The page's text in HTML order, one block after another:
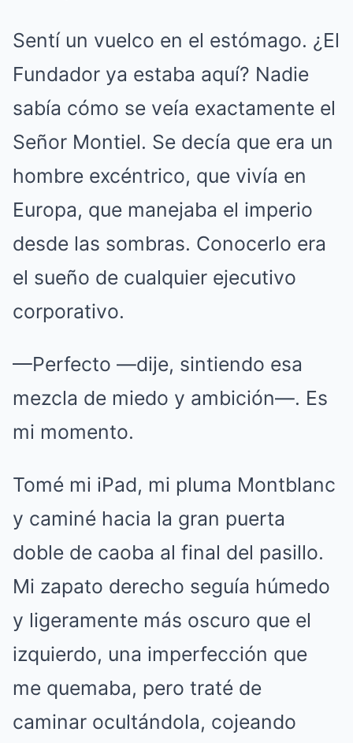
Sentí un vuelco en el estómago. ¿El
Fundador ya estaba aquí? Nadie
sabía cómo se veía exactamente el
Señor Montiel. Se decía que era un
hombre excéntrico, que vivía en
Europa, que manejaba el imperio
desde las sombras. Conocerlo era
el sueño de cualquier ejecutivo
corporativo.
—Perfecto —dije, sintiendo esa
mezcla de miedo y ambición—. Es
mi momento.
Tomé mi iPad, mi pluma Montblanc
y caminé hacia la gran puerta
doble de caoba al final del pasillo.
Mi zapato derecho seguía húmedo
y ligeramente más oscuro que el
izquierdo, una imperfección que
me quemaba, pero traté de
caminar ocultándola, cojeando